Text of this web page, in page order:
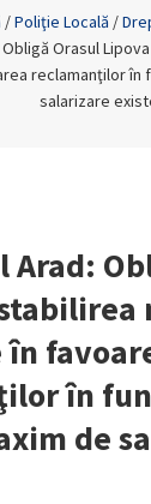
/Poliţie Locală /
Orasul
reclamanţilor în
salarizare
Arad:
în
de